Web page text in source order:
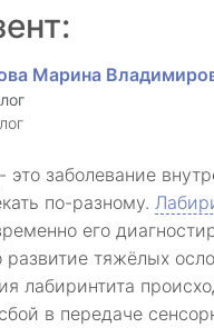
Марина
- это заболевание
по-разному.
его
тяжёлых
лабиринтита
в передаче